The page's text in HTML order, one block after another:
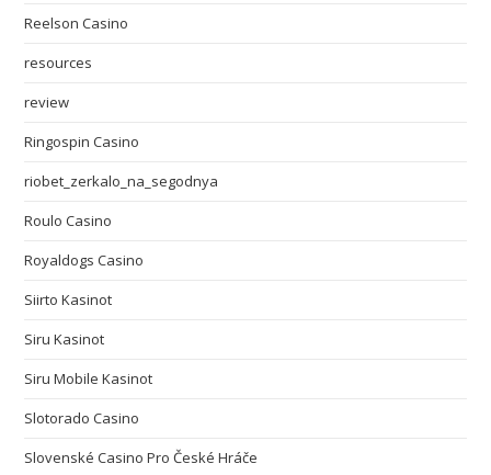
Reelson Casino
resources
review
Ringospin Casino
riobet_zerkalo_na_segodnya
Roulo Casino
Royaldogs Casino
Siirto Kasinot
Siru Kasinot
Siru Mobile Kasinot
Slotorado Casino
Slovenské Casino Pro České Hráče